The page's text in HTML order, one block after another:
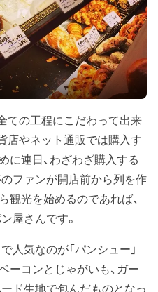
ての工程にこだわって出来
店やネット通販では購入す
に連日、わざわざ購入する
ファンが開店前から列を作
観光を始めるのであれば、
屋さんです。
人気なのが「パンシュー」
ーコンとじゃがいも、ガー
ド生地で包んだものとなっ